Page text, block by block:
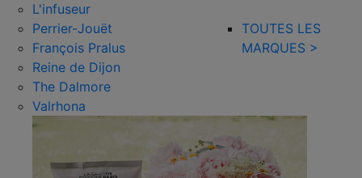
L'infuseur
Perrier-Jouët
François Pralus
Reine de Dijon
The Dalmore
Valrhona
TOUTES LES
MARQUES >